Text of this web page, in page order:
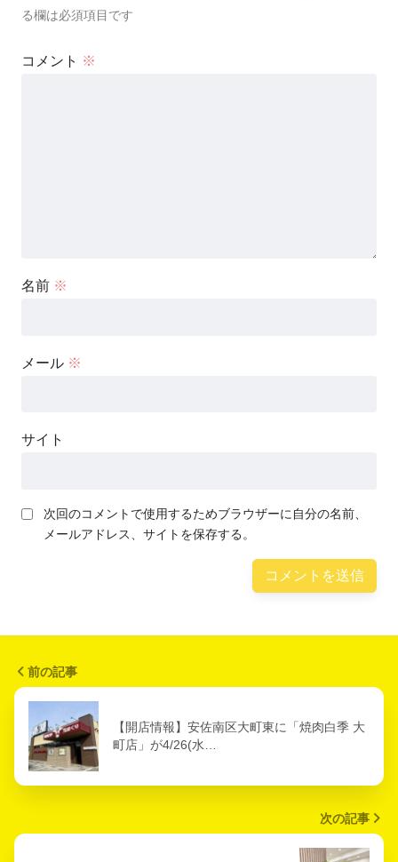
る欄は必須項目です
コメント ※
名前 ※
メール ※
サイト
次回のコメントで使用するためブラウザーに自分の名前、
メールアドレス、サイトを保存する。
前の記事
【開店情報】安佐南区大町東に「焼肉白季 大
町店」が4/26(水…
次の記事